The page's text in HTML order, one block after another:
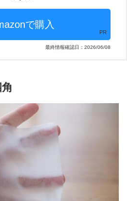
PR
最終情報確認日：2026/06/08